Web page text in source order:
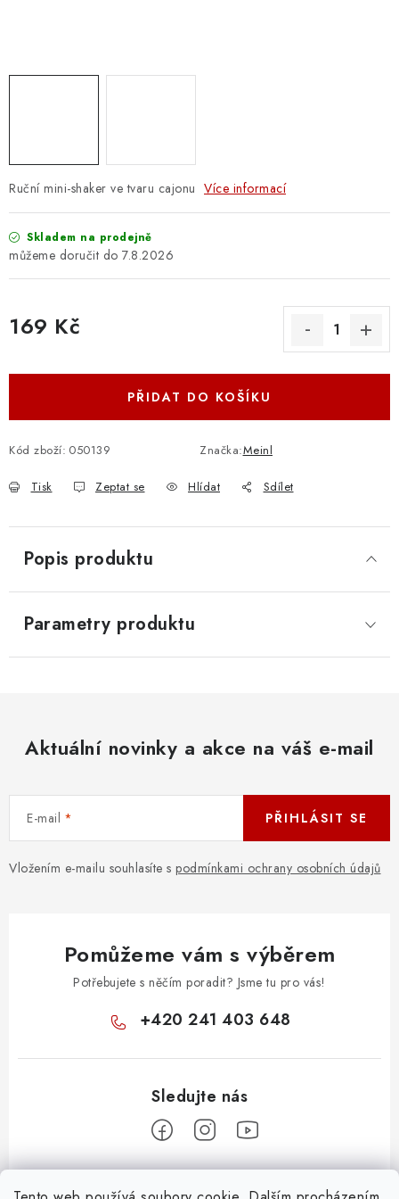
OBCHODNÍ PODMÍNKY
ODSTOUPENÍ OD SMLOUVY
ZÁSADY ZPRACOVÁNÍ OSOBNÍCH ÚDAJŮ
KONTAKTY
ODSTOUPENÍ OD SMLOUVY
ZÁSADY ZPRACOVÁNÍ OSOBNÍCH ÚDAJŮ
Ruční mini-shaker ve tvaru cajonu Více informací
Skladem na prodejně
7.8.2026
169 Kč
PŘIDAT DO KOŠÍKU
Kód zboží: 050139 Značka:Meinl
Tisk Zeptat se Hlídat Sdílet
Popis produktu
Parametry produktu
Aktuální novinky a akce na váš e-mail
E-mail
Vložením e-mailu souhlasíte s podmínkami ochrany osobních údajů
PŘIHLÁSIT SE
Pomůžeme vám s výběrem
Potřebujete s něčím poradit? Jsme tu pro vás!
+420 241 403 648
Z